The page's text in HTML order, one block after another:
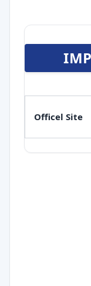
Officel Site